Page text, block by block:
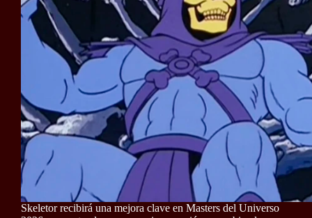
Skeletor recibirá una mejora clave en Masters del Universo